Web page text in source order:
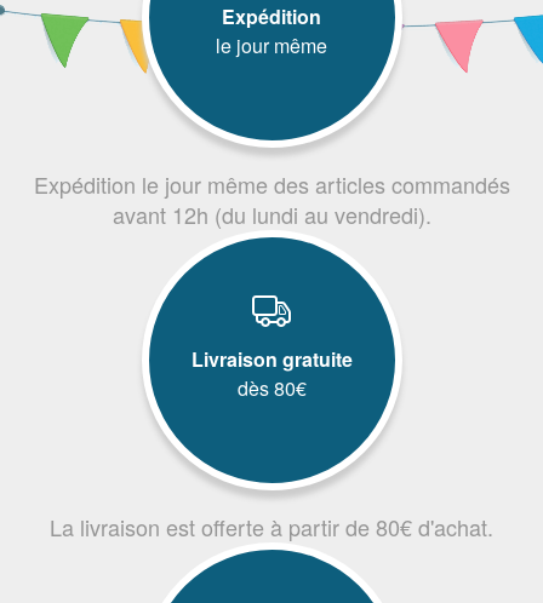
Expédition
le jour même
Expédition le jour même des articles commandés
avant 12h (du lundi au vendredi).
Livraison gratuite
dès 80€
La livraison est offerte à partir de 80€ d'achat.